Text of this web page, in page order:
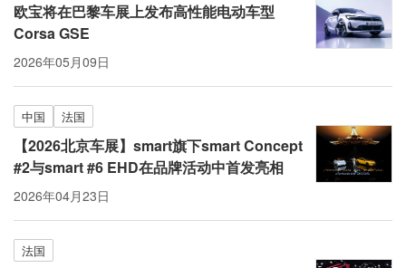
欧宝将在巴黎车展上发布高性能电动车型
Corsa GSE
2026年05月09日
中国 法国
【2026北京车展】smart旗下smart Concept
#2与smart #6 EHD在品牌活动中首发亮相
2026年04月23日
法国